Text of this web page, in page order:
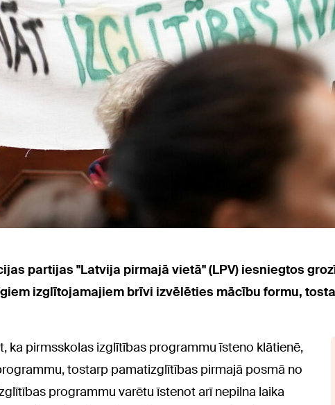
partijas "Latvija pirmajā vietā" (LPV) iesniegtos
izglītojamajiem brīvi izvēlēties mācību formu,
ka pirmsskolas izglītības programmu īsteno klātienē,
tostarp pamatizglītības pirmajā posmā no
programmu varētu īstenot arī nepilna laika